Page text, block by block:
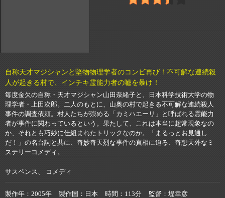
自称天才マジシャンと堅物物理学者のコンビ再び！不可解な連続殺
人が起きる村で、インチキ霊能力者の嘘を暴け！
毎度金欠の自称・天才マジシャン山田奈緒子と、日本科学技術大学の物
理学者・上田次郎。二人のもとに、山奥の村で起きる不可解な連続殺人
事件の調査依頼。村人たちが崇める「カミハエーリ」と呼ばれる霊能力
者が事件に関わっているという。果たして、これは本当に超常現象なの
か、それとも巧妙に仕組まれたトリックなのか。「まるっとお見通し
だ！」の名台詞と共に、奇妙奇天烈な事件の真相に迫る、奇想天外なミ
ステリーコメディ。
サスペンス、 コメディ
製作年 2005年 製作国 日本 時間 113分 監督
堤幸彦